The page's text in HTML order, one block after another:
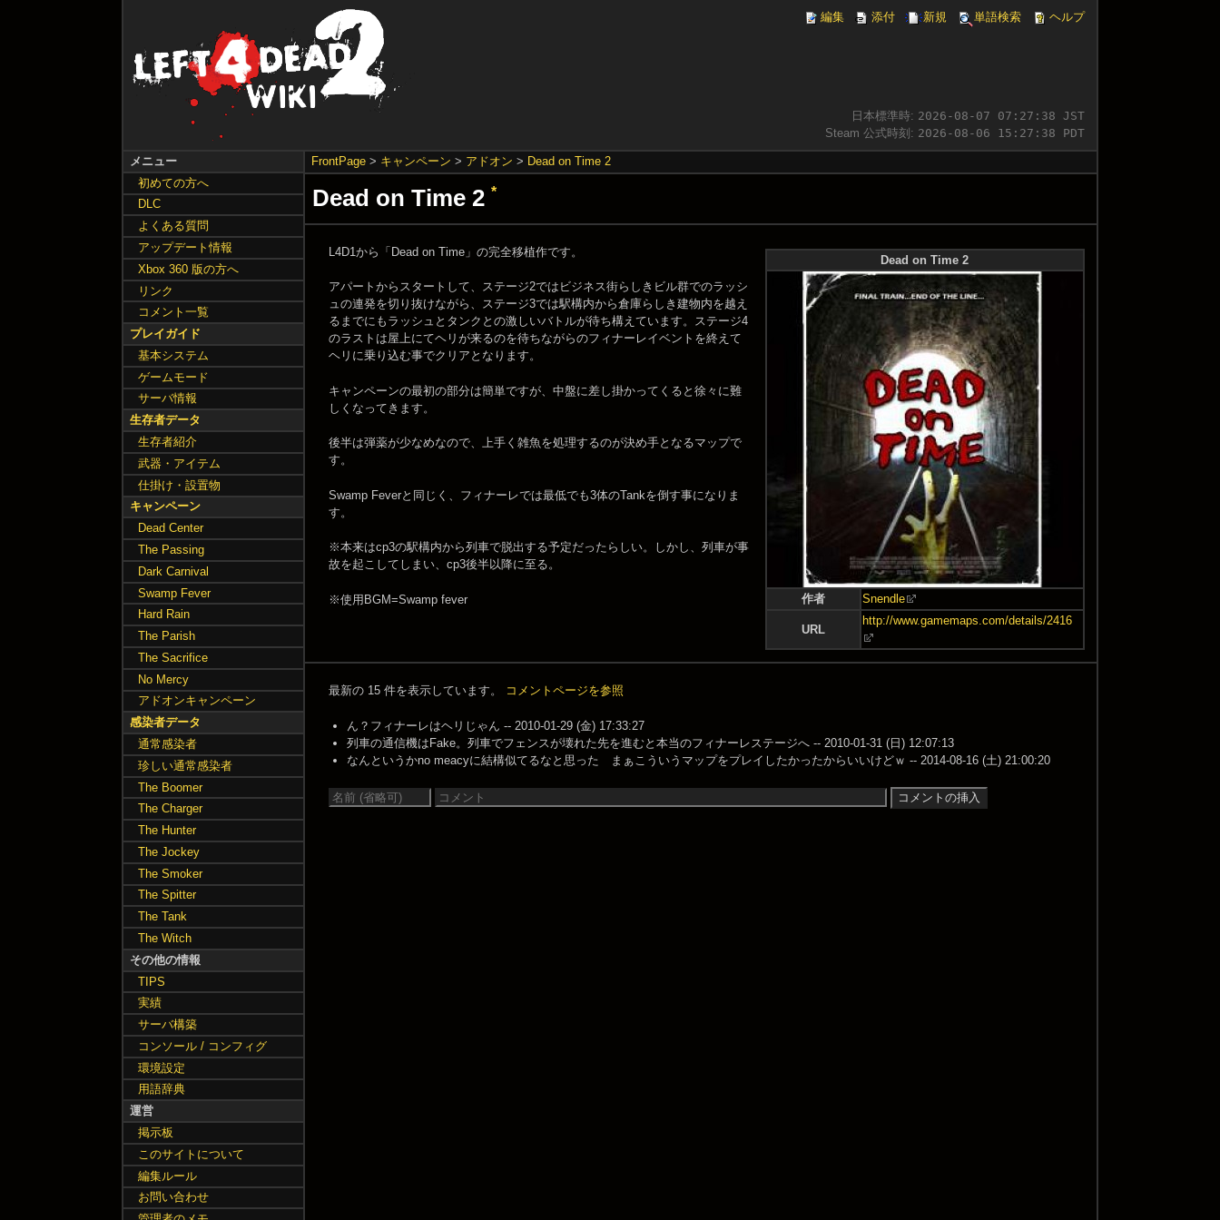
編集 添付 新規 単語検索 ヘルプ
日本標準時: 2026-08-07 07:27:39 JST
Steam 公式時刻: 2026-08-06 15:27:39 PDT
FrontPage> キャンペーン > アドオン > Dead on Time 2
Dead on Time 2*
Dead on Time 2
作者 Snendle
URL
http://www.gamemaps.com/details/2416
L4D1から「Dead on Time」の完全移植作です。
アパートからスタートして、ステージ2ではビジネス街らしきビル群でのラッシ
ュの連発を切り抜けながら、ステージ3では駅構内から倉庫らしき建物内を越え
るまでにもラッシュとタンクとの激しいバトルが待ち構えています。ステージ4
のラストは屋上にてヘリが来るのを待ちながらのフィナーレイベントを終えて
ヘリに乗り込む事でクリアとなります。
キャンペーンの最初の部分は簡単ですが、中盤に差し掛かってくると徐々に難
しくなってきます。
後半は弾薬が少なめなので、上手く雑魚を処理するのが決め手となるマップで
す。
Swamp Feverと同じく、フィナーレでは最低でも3体のTankを倒す事になりま
す。
※本来はcp3の駅構内から列車で脱出する予定だったらしい。しかし、列車が事
故を起こしてしまい、cp3後半以降に至る。
※使用BGM=Swamp fever
最新の 15 件を表示しています。 コメントページを参照
ん？フィナーレはヘリじゃん -- 2010-01-29 (金) 17:33:27
列車の通信機はFake。列車でフェンスが壊れた先を進むと本当のフィナーレステージへ -- 2010-01-31 (日) 12:07:13
なんというかno meacyに結構似てるなと思った まぁこういうマップをプレイしたかったからいいけどｗ -- 2014-08-16 (土) 21:00:20
メニュー
初めての方へ
DLC
よくある質問
アップデート情報
Xbox 360 版の方へ
リンク
コメント一覧
プレイガイド
基本システム
ゲームモード
サーバ情報
生存者データ
生存者紹介
武器・アイテム
仕掛け・設置物
キャンペーン
Dead Center
The Passing
Dark Carnival
Swamp Fever
Hard Rain
The Parish
The Sacrifice
No Mercy
アドオンキャンペーン
感染者データ
通常感染者
珍しい通常感染者
The Boomer
The Charger
The Hunter
The Jockey
The Smoker
The Spitter
The Tank
The Witch
その他の情報
TIPS
実績
サーバ構築
コンソール / コンフィグ
環境設定
用語辞典
運営
掲示板
このサイトについて
編集ルール
お問い合わせ